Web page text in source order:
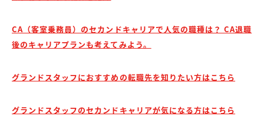
CA（客室乗務員）のセカンドキャリアで人気の職種は？ CA退職
後のキャリアプランも考えてみよう。
グランドスタッフにおすすめの転職先を知りたい方はこちら
グランドスタッフのセカンドキャリアが気になる方はこちら